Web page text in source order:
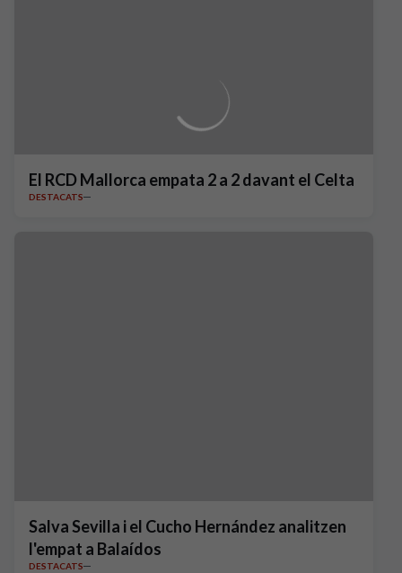
El RCD Mallorca empata 2 a 2 davant el Celta
DESTACATS
Salva Sevilla i el Cucho Hernández analitzen
l'empat a Balaídos
DESTACATS